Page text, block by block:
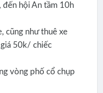
đến hội An tầm 10h
cũng như thuê xe
50k/ chiếc
vòng phố cổ chụp